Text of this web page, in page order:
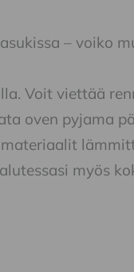
– voiko
Voit viettää
oven pyjama
myös